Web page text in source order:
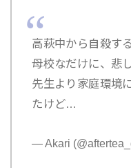
高萩中から自殺す
母校なだけに、悲
先生より家庭環境
たけど…
— Akari